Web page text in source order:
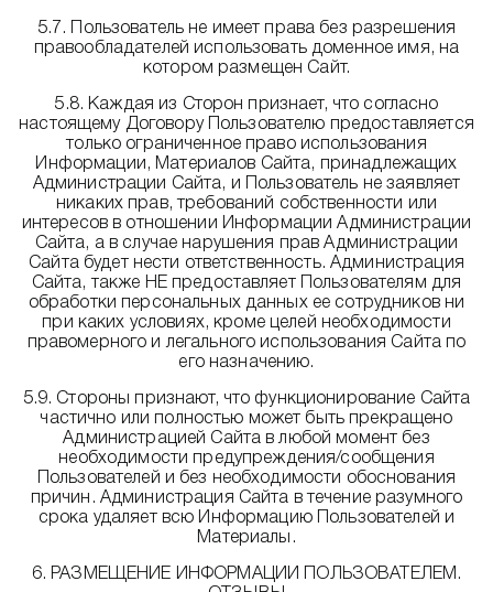
5.7. Пользователь не имеет права без разрешения
правообладателей использовать доменное имя, на
котором размещен Сайт.
5.8. Каждая из Сторон признает, что согласно
настоящему Договору Пользователю предоставляется
только ограниченное право использования
Информации, Материалов Сайта, принадлежащих
Администрации Сайта, и Пользователь не заявляет
никаких прав, требований собственности или
интересов в отношении Информации Администрации
Сайта, а в случае нарушения прав Администрации
Сайта будет нести ответственность. Администрация
Сайта, также НЕ предоставляет Пользователям для
обработки персональных данных ее сотрудников ни
при каких условиях, кроме целей необходимости
правомерного и легального использования Сайта по
его назначению.
5.9. Стороны признают, что функционирование Сайта
частично или полностью может быть прекращено
Администрацией Сайта в любой момент без
необходимости предупреждения/сообщения
Пользователей и без необходимости обоснования
причин. Администрация Сайта в течение разумного
срока удаляет всю Информацию Пользователей и
Материалы.
6. РАЗМЕЩЕНИЕ ИНФОРМАЦИИ ПОЛЬЗОВАТЕЛЕМ.